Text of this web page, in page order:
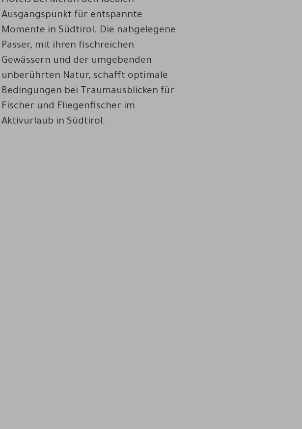
Ausgangspunkt für entspannte
Momente in Südtirol. Die nahgelegene
Passer, mit ihren fischreichen
Gewässern und der umgebenden
unberührten Natur, schafft optimale
Bedingungen bei Traumausblicken für
Fischer und Fliegenfischer im
Aktivurlaub in Südtirol.